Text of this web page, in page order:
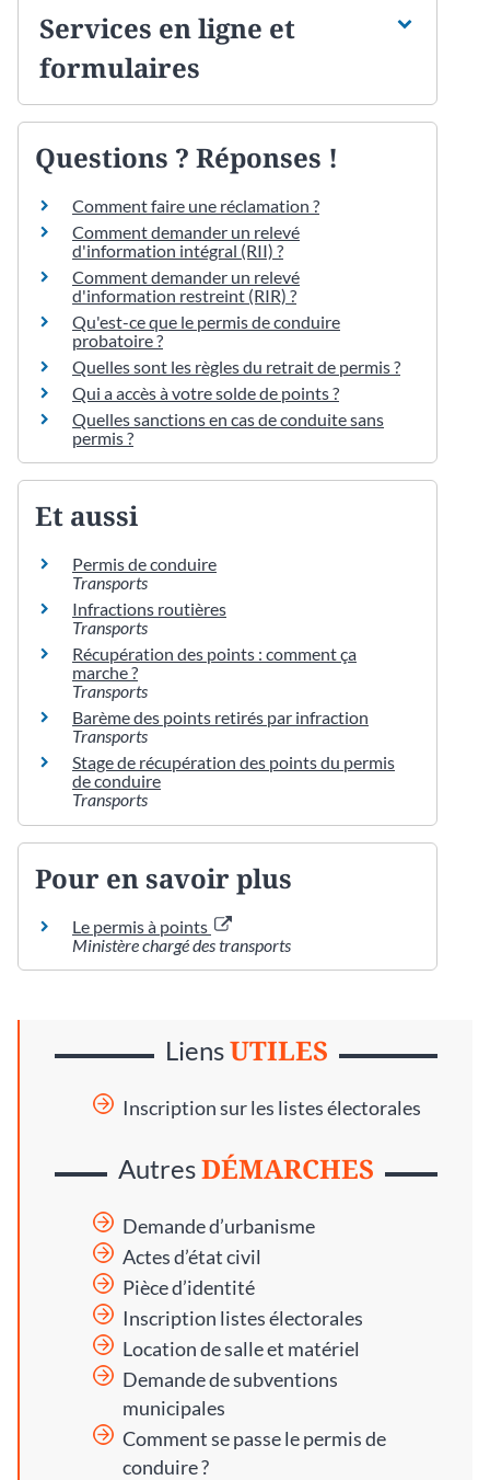
Services en ligne et
formulaires
Questions ? Réponses !
Comment faire une réclamation ?
Comment demander un relevé
d'information intégral (RII) ?
Comment demander un relevé
d'information restreint (RIR) ?
Qu'est-ce que le permis de conduire
probatoire ?
Quelles sont les règles du retrait de permis ?
Qui a accès à votre solde de points ?
Quelles sanctions en cas de conduite sans
permis ?
Et aussi
Permis de conduire
Transports
Infractions routières
Transports
Récupération des points : comment ça
marche ?
Transports
Barème des points retirés par infraction
Transports
Stage de récupération des points du permis
de conduire
Transports
Pour en savoir plus
Le permis à points
Ministère chargé des transports
LiensUTILES
Inscription sur les listes électorales
AutresDÉMARCHES
Demande d’urbanisme
Actes d’état civil
Pièce d’identité
Inscription listes électorales
Location de salle et matériel
Demande de subventions
municipales
Comment se passe le permis de
conduire ?